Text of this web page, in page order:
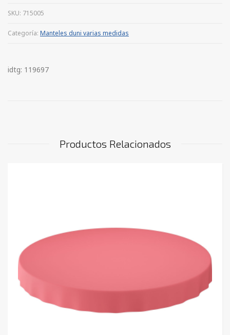
SKU: 715005
Categoría: Manteles duni varias medidas
idtg: 119697
Productos Relacionados